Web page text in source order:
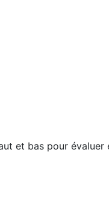
et bas pour évaluer